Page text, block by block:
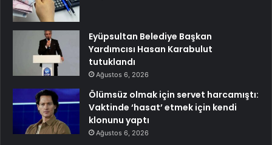
Eyüpsultan Belediye Başkan
Yardımcısı Hasan Karabulut
tutuklandı
Ağustos 6, 2026
Ölümsüz olmak için servet harcamıştı:
Vaktinde ‘hasat’ etmek için kendi
klonunu yaptı
Ağustos 6, 2026